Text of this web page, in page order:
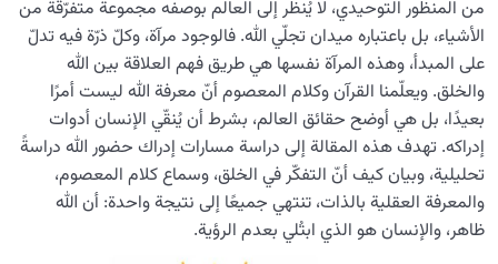
دور الملائكة في العالَم: البنية الخفية لإدارة الكون ومكانة
الإنسان فيها
سرّ خَلْقِ الملائكة؛ ضرورة فهم الفرق بين الإنسان والملائكة
لمعرفة الذات
من الحماية إلى الهداية: مدى عون الملائكة في حياة الإنسان
استكشاف العالم غير المحسوس؛ بنية الغيب وماهية الوجود
من المنظور التوحيدي، لا يُنظر إلى العالم بوصفه مجموعة متفرّقة من
الأشياء، بل باعتباره ميدان تجلّي الله. فالوجود مرآة، وكلّ ذرّة فيه تدلّ
على المبدأ، وهذه المرآة نفسها هي طريق فهم العلاقة بين الله
والخلق. ويعلّمنا القرآن وكلام المعصوم أنّ معرفة الله ليست أمرًا
بعيدًا، بل هي أوضح حقائق العالم، بشرط أن يُنقّي الإنسان أدوات
إدراكه. تهدف هذه المقالة إلى دراسة مسارات إدراك حضور الله دراسةً
تحليلية، وبيان كيف أنّ التفكّر في الخلق، وسماع كلام المعصوم،
والمعرفة العقلية بالذات، تنتهي جميعًا إلى نتيجة واحدة: أن الله
ظاهر، والإنسان هو الذي ابتُلي بعدم الرؤية.